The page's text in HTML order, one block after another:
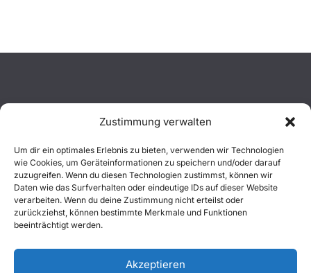
Zustimmung verwalten
Um dir ein optimales Erlebnis zu bieten, verwenden wir Technologien
wie Cookies, um Geräteinformationen zu speichern und/oder darauf
zuzugreifen. Wenn du diesen Technologien zustimmst, können wir
Daten wie das Surfverhalten oder eindeutige IDs auf dieser Website
verarbeiten. Wenn du deine Zustimmung nicht erteilst oder
zurückziehst, können bestimmte Merkmale und Funktionen
beeinträchtigt werden.
Akzeptieren
Aktuelles
Einsätze
Unsere Jugend
Mitglied werden